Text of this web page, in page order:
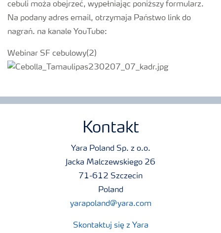
cebuli moża obejrzeć, wypełniając poniższy formularz.
Na podany adres email, otrzymaja Państwo link do
nagrań. na kanale YouTube:
Webinar SF cebulowy(2)
Kontakt
Yara Poland Sp. z o.o.
Jacka Malczewskiego 26
71-612 Szczecin
Poland
yarapoland@yara.com
Skontaktuj się z Yara